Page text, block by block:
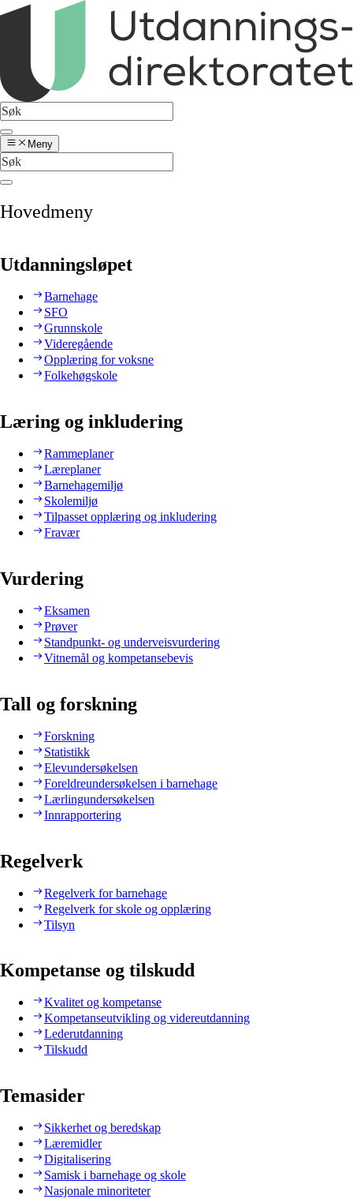
Meny
Hovedmeny
Utdanningsløpet
Barnehage
SFO
Grunnskole
Videregående
Opplæring for voksne
Folkehøgskole
Læring og inkludering
Rammeplaner
Læreplaner
Barnehagemiljø
Skolemiljø
Tilpasset opplæring og inkludering
Fravær
Vurdering
Eksamen
Prøver
Standpunkt- og underveisvurdering
Vitnemål og kompetansebevis
Tall og forskning
Forskning
Statistikk
Elevundersøkelsen
Foreldreundersøkelsen i barnehage
Lærlingundersøkelsen
Innrapportering
Regelverk
Regelverk for barnehage
Regelverk for skole og opplæring
Tilsyn
Kompetanse og tilskudd
Kvalitet og kompetanse
Kompetanseutvikling og videreutdanning
Lederutdanning
Tilskudd
Temasider
Sikkerhet og beredskap
Læremidler
Digitalisering
Samisk i barnehage og skole
Nasjonale minoriteter